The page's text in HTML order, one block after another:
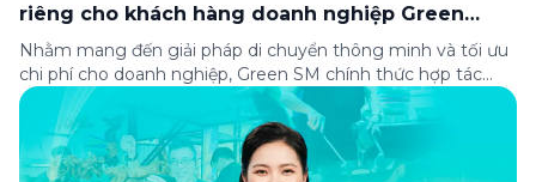
riêng cho khách hàng doanh nghiệp Green
Business
Nhằm mang đến giải pháp di chuyển thông minh và tối ưu
chi phí cho doanh nghiệp, Green SM chính thức hợp tác
cùng VPBank triển khai chương trình ưu đãi dành riêng cho
khách hàng đăng ký thẻ Doanh nghiệp Green Business.
Thông qua chương trình, doanh nghiệp có thể tận hưởng
nhiều ưu […]